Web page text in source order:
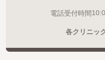
電話受付時間
各クリニッ